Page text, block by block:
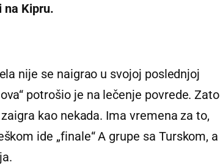
na Kipru.
nije se naigrao u svojoj poslednjoj
potrošio je na lečenje povrede. Zato
kao nekada. Ima vremena za to,
ide „finale“ A grupe sa Turskom, a